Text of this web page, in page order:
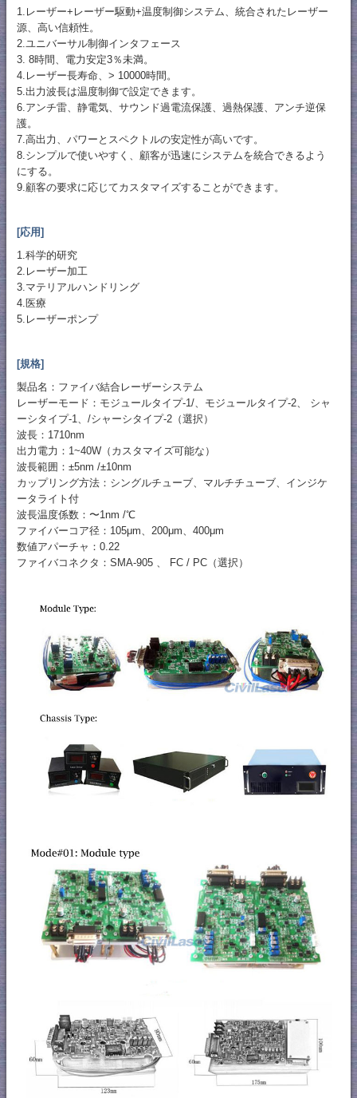
1.レーザー+レーザー駆動+温度制御システム、統合されたレーザー
源、高い信頼性。
2.ユニバーサル制御インタフェース
3. 8時間、電力安定3％未満。
4.レーザー長寿命、> 10000時間。
5.出力波長は温度制御で設定できます。
6.アンチ雷、静電気、サウンド過電流保護、過熱保護、アンチ逆保
護。
7.高出力、パワーとスペクトルの安定性が高いです。
8.シンプルで使いやすく、顧客が迅速にシステムを統合できるよう
にする。
9.顧客の要求に応じてカスタマイズすることができます。
[応用]
1.科学的研究
2.レーザー加工
3.マテリアルハンドリング
4.医療
5.レーザーポンプ
[規格]
製品名：ファイバ結合レーザーシステム
レーザーモード：モジュールタイプ-1/、モジュールタイプ-2、 シャ
ーシタイプ-1、/シャーシタイプ-2（選択）
波長：1710nm
出力電力：1~40W（カスタマイズ可能な）
波長範囲：±5nm /±10nm
カップリング方法：シングルチューブ、マルチチューブ、インジケ
ータライト付
波長温度係数：〜1nm /℃
ファイバーコア径：105μm、200μm、400μm
数値アパーチャ：0.22
ファイバコネクタ：SMA-905 、 FC / PC（選択）